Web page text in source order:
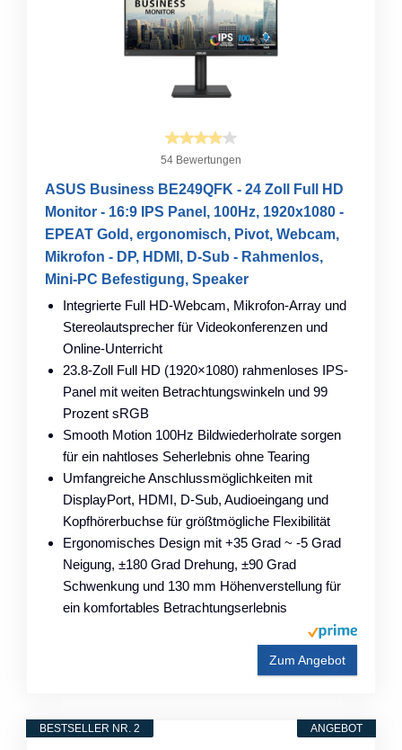
54 Bewertungen
ASUS Business BE249QFK - 24 Zoll Full HD
Monitor - 16:9 IPS Panel, 100Hz, 1920x1080 -
EPEAT Gold, ergonomisch, Pivot, Webcam,
Mikrofon - DP, HDMI, D-Sub - Rahmenlos,
Mini-PC Befestigung, Speaker
Integrierte Full HD-Webcam, Mikrofon-Array und
Stereolautsprecher für Videokonferenzen und
Online-Unterricht
23.8-Zoll Full HD (1920×1080) rahmenloses IPS-
Panel mit weiten Betrachtungswinkeln und 99
Prozent sRGB
Smooth Motion 100Hz Bildwiederholrate sorgen
für ein nahtloses Seherlebnis ohne Tearing
Umfangreiche Anschlussmöglichkeiten mit
DisplayPort, HDMI, D-Sub, Audioeingang und
Kopfhörerbuchse für größtmögliche Flexibilität
Ergonomisches Design mit +35 Grad ~ -5 Grad
Neigung, ±180 Grad Drehung, ±90 Grad
Schwenkung und 130 mm Höhenverstellung für
ein komfortables Betrachtungserlebnis
Zum Angebot
ANGEBOT
BESTSELLER NR. 2